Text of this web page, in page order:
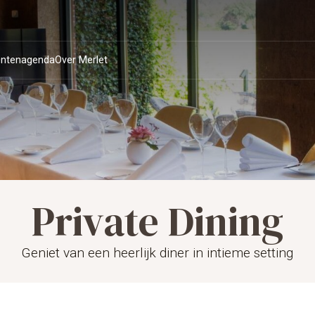
Openingstijden en
reserveren
Team
Private dining
Royale kamers Suites
Huwelijksfeest
Meetingruimtes
Over Merlet
Duurzaamheid en
MVO
Familie van
Bourgonje
Private Dining
Geniet van een heerlijk diner in intieme setting